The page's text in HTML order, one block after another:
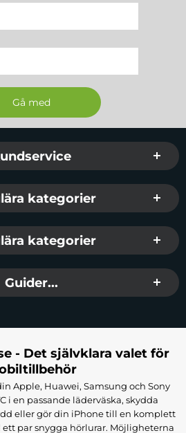
info och länkar
kategorier
kategorier
Guider...
- Det självklara valet för
Apple, Huawei, Samsung och Sony
i en passande läderväska, skydda
eller gör din iPhone till en komplett
par snygga hörlurar. Möjligheterna